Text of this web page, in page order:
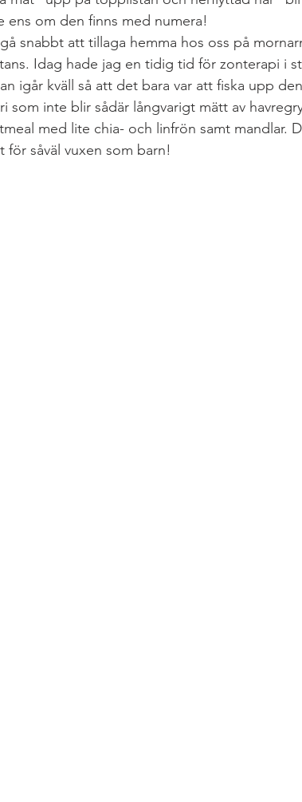
ens om den finns med numera!
snabbt att tillaga hemma hos oss på
Idag hade jag en tidig tid för zonterapi i
igår kväll så att det bara var att fiska upp
som inte blir sådär långvarigt mätt av
med lite chia- och linfrön samt mandlar.
såväl vuxen som barn!